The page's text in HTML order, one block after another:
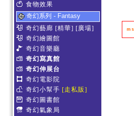
食物效果
奇幻系列 - Fantasy
奇幻藝廊 [精華] [廣場]
奇幻繪圖館
奇幻音樂廳
奇幻寫真館
奇幻伸展台
奇幻電影院
奇幻小幫手 [走私販]
奇幻圖書館
奇幻氣象局